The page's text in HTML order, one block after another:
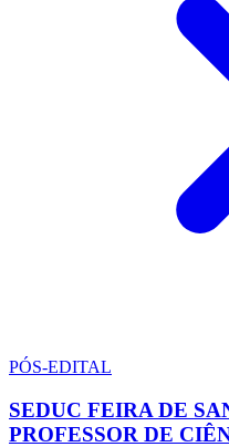
PÓS-EDITAL
SEDUC FEIRA DE
PROFESSOR DE